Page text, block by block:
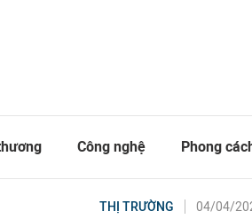
Công nghệ Phong
THỊ TRƯỜNG 04/04/